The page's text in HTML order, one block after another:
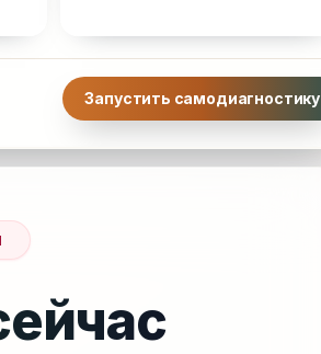
Запустить самодиагностику